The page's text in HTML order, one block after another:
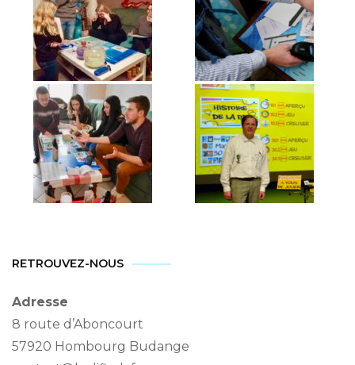
RETROUVEZ-NOUS
Adresse
8 route d’Aboncourt
57920 Hombourg Budange